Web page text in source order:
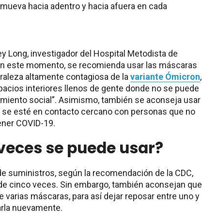
hacia adentro y hacia afuera en cada
Long, investigador del Hospital Metodista de
este momento, se recomienda usar las máscaras
altamente contagiosa de la variante Ómicron,
interiores llenos de gente donde no se puede
social”. Asimismo, también se aconseja usar
esté en contacto cercano con personas que no
COVID-19.
se puede usar?
suministros, según la recomendación de la CDC,
cinco veces. Sin embargo, también aconsejan que
varias máscaras, para así dejar reposar entre uno y
nuevamente.